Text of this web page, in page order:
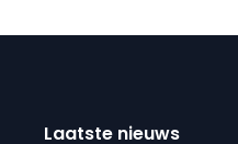
Laatste nieuws